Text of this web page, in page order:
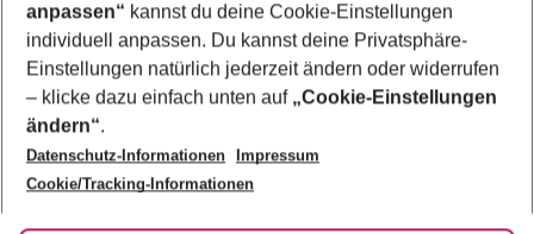
Footer
Footer navigation
Über uns
AGB
Bestpreisgarantie
Cookie-Einstellungen ändern
Cookie-Richtlinie
Agenturbetreuung
Barrierefreies Reisen
Folge uns
anpassen“ kannst du deine Cookie-Einstellungen
individuell anpassen. Du kannst deine Privatsphäre-
Einstellungen natürlich jederzeit ändern oder widerrufen
– klicke dazu einfach unten auf „Cookie-Einstellungen
ändern“.
Datenschutz-Informationen
Impressum
Cookie/Tracking-Informationen